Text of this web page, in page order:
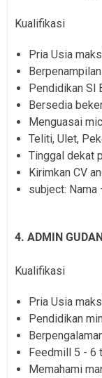
Kualifikasi
Pria Usia
Pendidikan Sl
Bersedia
Menguasai
Teliti, Ulet,
Tinggal dekat
Kirimkan CV
subject: Nama
4. ADMIN
Kualifikasi
Pria Usia
Pendidikan
Feedmill 5 - 6
Memahami